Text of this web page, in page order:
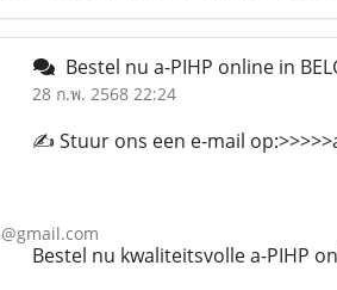
Bestel nu a-PIHP online in
28 ก.พ. 2568 22:24
✍️ Stuur ons een e-mail
Bestel nu kwaliteitsvolle a-PIHP